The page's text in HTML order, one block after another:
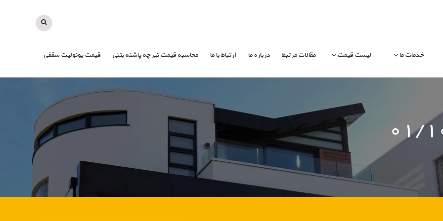
خدمات ما لیست قیمت مقالات مرتبط درباره ما ارتباط با ما محاسبه قیمت تیرچه پاشنه بتنی قیمت یونولیت سقفی